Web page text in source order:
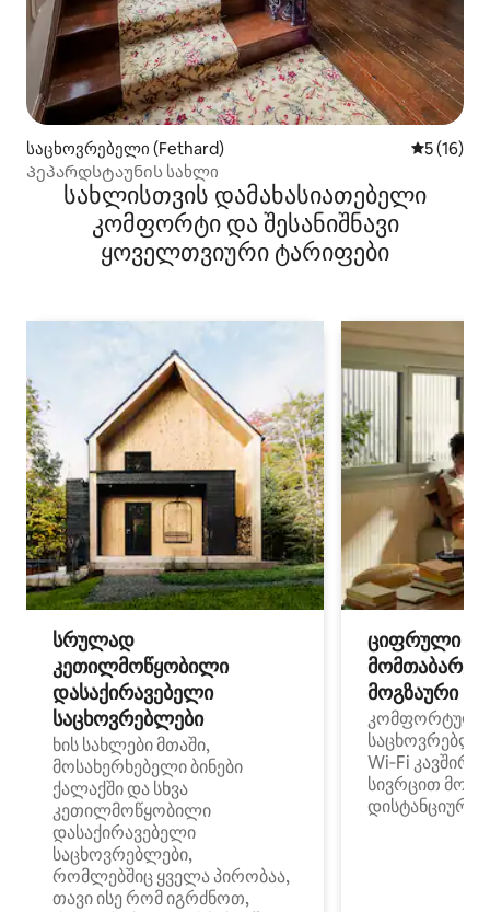
საცხოვრებელი (Fethard) საშუალო
5 (16)
Პეპარდსტაუნის სახლი
სახლისთვის დამახასიათებელი
კომფორტი და შესანიშნავი
ყოველთვიური ტარიფები
სრულად
კეთილმოწყობილი
დასაქირავებელი
საცხოვრებლები
ხის სახლები მთაში,
მოსახერხებელი ბინები
ქალაქში და სხვა
კეთილმოწყობილი
დასაქირავებელი
საცხოვრებლები,
რომლებშიც ყველა პირობაა,
თავი ისე რომ იგრძნოთ,
ციფრული
მოგზაური
კომფორტული
Wi‑Fi
სივრცით
დისტანციური